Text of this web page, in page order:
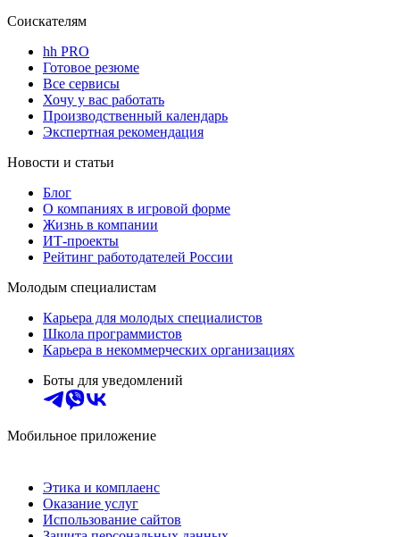
Соискателям
hh PRO
Готовое резюме
Все сервисы
Хочу у вас работать
Производственный календарь
Экспертная рекомендация
Новости и статьи
Блог
О компаниях в игровой форме
Жизнь в компании
ИТ-проекты
Рейтинг работодателей России
Молодым специалистам
Карьера для молодых специалистов
Школа программистов
Карьера в некоммерческих организациях
Боты для уведомлений
Мобильное приложение
Этика и комплаенс
Оказание услуг
Использование сайтов